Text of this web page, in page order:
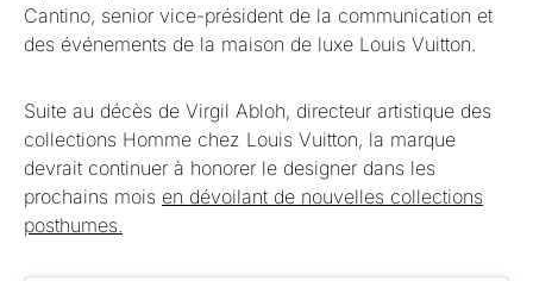
Cantino, senior vice-président de la communication et
des événements de la maison de luxe Louis Vuitton.
Suite au décès de Virgil Abloh, directeur artistique des
collections Homme chez Louis Vuitton, la marque
devrait continuer à honorer le designer dans les
prochains mois en dévoilant de nouvelles collections
posthumes.